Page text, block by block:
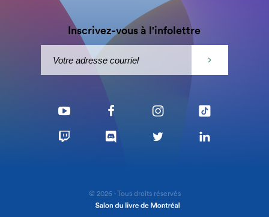
Inscrivez-vous à l'infolettre
© 2026 - Tous droits réservés